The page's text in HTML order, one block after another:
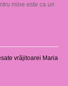
mine este ca un
vrăjitoarei Maria